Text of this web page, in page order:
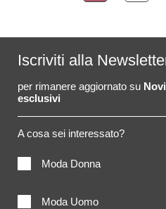
Iscriviti alla
per rimanere aggiornato su
esclusivi
A cosa sei interessato?
Moda Donna
Moda Uomo